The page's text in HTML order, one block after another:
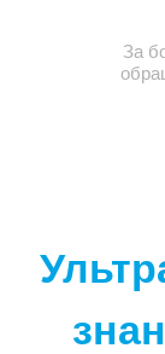
За